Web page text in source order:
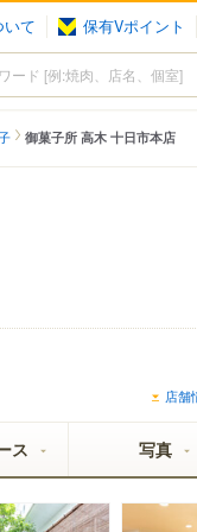
いて 保有Vポイント
御菓子所 高木 十日市本店
店舗
ス 写真